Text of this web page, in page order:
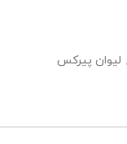
, لیوان پیرکس